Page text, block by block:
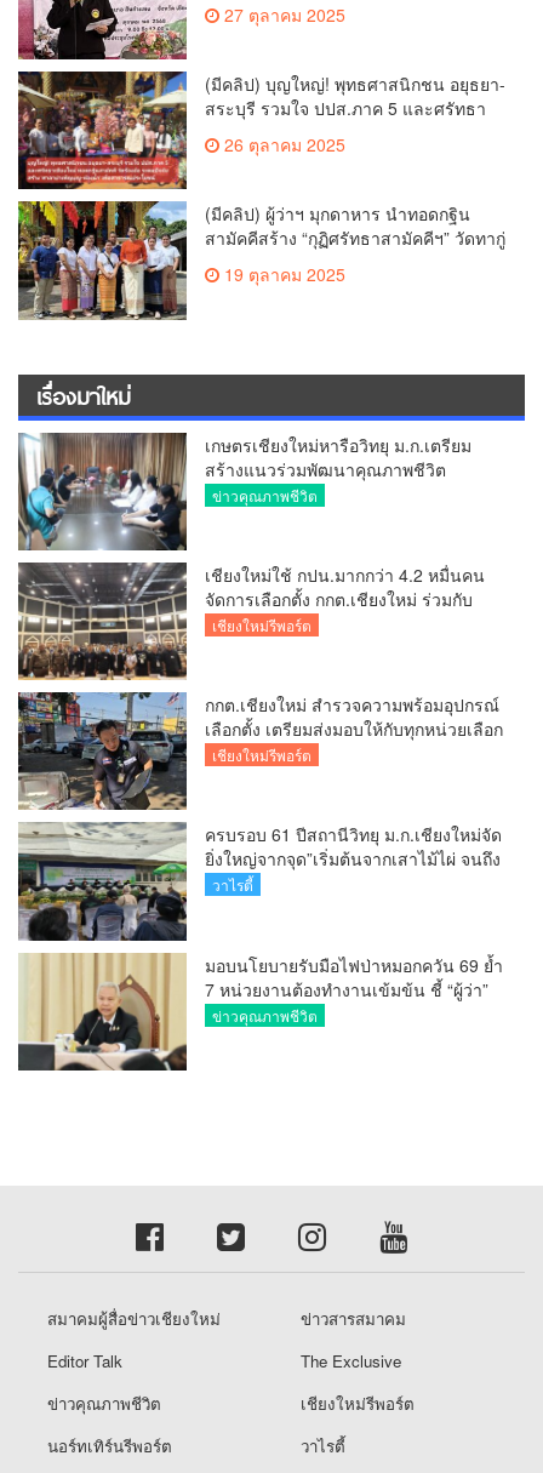
เกษตรกร สร้างสวัสดิการ-อาชีพที่มั่นคง
เผาทำลายยาเสพติดทิ้งทันทีหากจับได้
27 ตุลาคม 2025
(มีคลิป) บุญใหญ่! พุทธศาสนิกชน อยุธยา-
สระบุรี รวมใจ ปปส.ภาค 5 และศรัทธา
26 ตุลาคม 2025
(มีคลิป) ผู้ว่าฯ มุกดาหาร นำทอดกฐิน
สามัคคีสร้าง “กุฏิศรัทธาสามัคคีฯ” วัดทากู่
แก้วลำพูน ยอดปัจจัย 5 แสนกว่าบาท
19 ตุลาคม 2025
เรื่องมาใหม่
เกษตรเชียงใหม่หารือวิทยุ ม.ก.เตรียม
สร้างแนวร่วมพัฒนาคุณภาพชีวิต
เกษตรกร สื่อสารข้อมูลถูกต้องขับเคลื่อน
ข่าวคุณภาพชีวิต
เชียงใหม่ใช้ กปน.มากกว่า 4.2 หมื่นคน
จัดการเลือกตั้ง กกต.เชียงใหม่ ร่วมกับ
นายอำเภอหางดง ตรวจความเรียบร้อย
เชียงใหม่รีพอร์ต
กกต.เชียงใหม่ สำรวจความพร้อมอุปกรณ์
เลือกตั้ง เตรียมส่งมอบให้กับทุกหน่วยเลือก
ตั้งในวันพรุ่งนี้
เชียงใหม่รีพอร์ต
ครบรอบ 61 ปีสถานีวิทยุ ม.ก.เชียงใหม่จัด
ยิ่งใหญ่จากจุด”เริ่มต้นจากเสาไม้ไผ่ จนถึง
วันที่มี KURplus ในวันนี้”
วาไรตี้
มอบนโยบายรับมือไฟป่าหมอกควัน 69 ย้ำ
7 หน่วยงานต้องทำงานเข้มข้น ชี้ “ผู้ว่า”
คีย์แมนสำคัญทำปัญหาลด
ข่าวคุณภาพชีวิต
สมาคมผู้สื่อข่าวเชียงใหม่
ข่าวสารสมาคม
Editor Talk
The Exclusive
ข่าวคุณภาพชีวิต
เชียงใหม่รีพอร์ต
นอร์ทเทิร์นรีพอร์ต
วาไรตี้